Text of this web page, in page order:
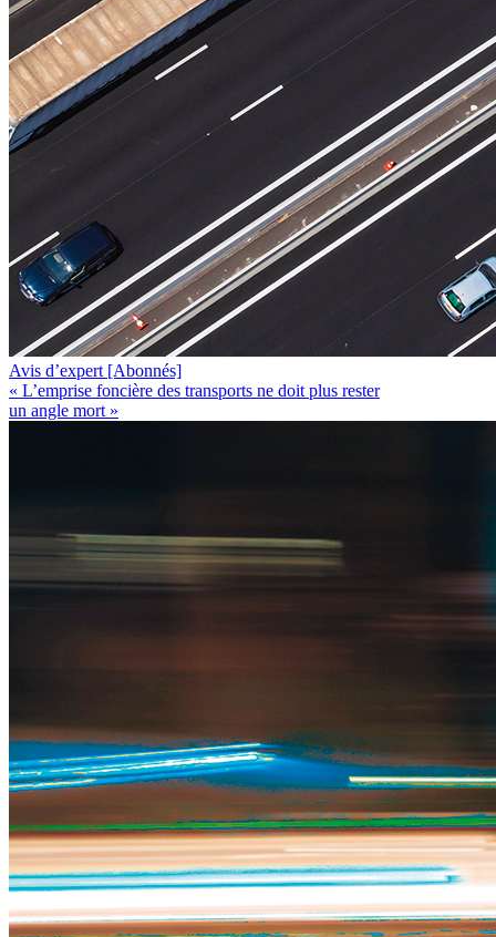
Avis d’expert [Abonnés]
« L’emprise foncière des transports ne doit plus rester
un angle mort »